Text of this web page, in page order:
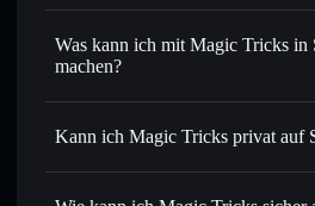
Magic Tricks
Was kann ich mit Magic Tricks in
machen?
Magic Tricks
Solflare-
Sofort tauschen– handle MAGIC
Routing zum bestmöglichen Kurs
Kann ich Magic Tricks privat auf